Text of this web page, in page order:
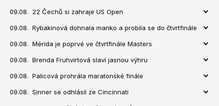
09.08. 22 Čechů si zahraje US Open
09.08. Rybakinová dohnala manko a probila se do čtvrtfinále
09.08. Mérida je poprvé ve čtvrtfinále Masters
09.08. Brenda Fruhvirtová slaví jasnou výhru
09.08. Palicová prohrála maratonské finále
09.08. Sinner se odhlásil ze Cincinnati